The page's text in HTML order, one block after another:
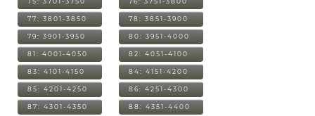
77: 3801-3850 78: 3851-3900
79: 3901-3950 80: 3951-4000
81: 4001-4050 82: 4051-4100
83: 4101-4150 84: 4151-4200
85: 4201-4250 86: 4251-4300
87: 4301-4350 88: 4351-4400